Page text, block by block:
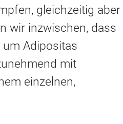
gleichzeitig aber
wir inzwischen, dass
Adipositas
mit
einzelnen,